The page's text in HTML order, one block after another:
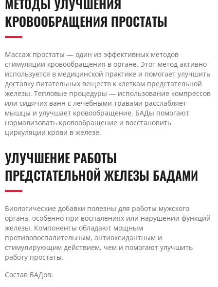
КРОВООБРАЩЕНИЯ ПРОСТАТЫ
Массаж простаты — один из эффективных методов
стимуляции кровообращения в органе. Этот метод активно
используется в медицинской практике и помогает улучшить
доставку питательных веществ к клеткам предстательной
железы. Тепловые процедуры — использование компрессов
или сидячих ванн с лечебными травами расслабляет
мышцы и улучшает кровообращение. БАДы помогают
нормализовать кровообращение и восстановить
циркуляции крови в железе.
УЛУЧШЕНИЕ РАБОТЫ
ПРЕДСТАТЕЛЬНОЙ ЖЕЛЕЗЫ БАДАМИ
Биологические добавки полезны для работы мужского
органа, особенно при воспалениях или нарушении функций
железы. Компоненты обладают мощным
противовоспалительным, антиоксидантным и
стимулирующим действием, чем и помогают улучшить
работу простаты.
Состав БАДов: